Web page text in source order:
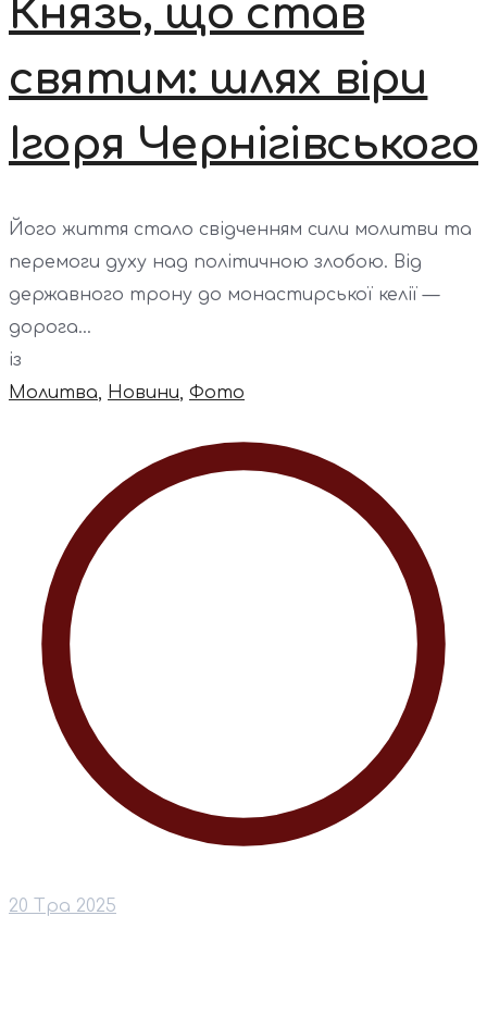
Князь, що став
святим: шлях віри
Ігоря Чернігівського
Його життя стало свідченням сили молитви та
перемоги духу над політичною злобою. Від
державного трону до монастирської келії —
дорога...
із
Молитва, Новини, Фото
20 Тра 2025